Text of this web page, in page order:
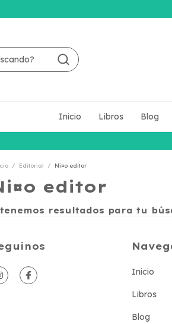
Inicio Libros Blog
/ Editorial / Ni¤o editor
editor
resultados para tu
Inicio
Libros
Blog